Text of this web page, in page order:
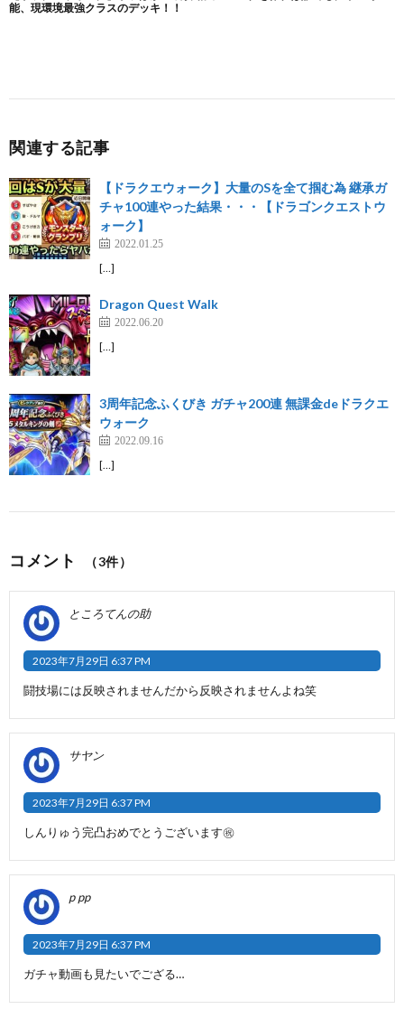
関連する記事
【ドラクエウォーク】大量のSを全て掴む為 継承ガ
チャ100連やった結果・・・【ドラゴンクエストウ
ォーク】
2022.01.25
[…]
Dragon Quest Walk
2022.06.20
[…]
3周年記念ふくびき ガチャ200連 無課金deドラクエ
ウォーク
2022.09.16
[…]
コメント （3件）
ところてんの助
2023年7月29日 6:37 PM
闘技場には反映されませんだから反映されませんよね笑
サヤン
2023年7月29日 6:37 PM
しんりゅう完凸おめでとうございます㊗️
p pp
2023年7月29日 6:37 PM
ガチャ動画も見たいでござる…